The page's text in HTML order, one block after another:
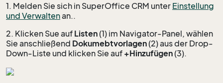
1. Melden Sie sich in SuperOffice CRM unter Einstellung
und Verwaltenan..
2. Klicken Sue auf Listen(1) im Navigator-Panel, wählen
Sie anschließend Dokumebtvorlagen(2) aus der Drop-
Down-Liste und klicken Sie auf +Hinzufügen(3).